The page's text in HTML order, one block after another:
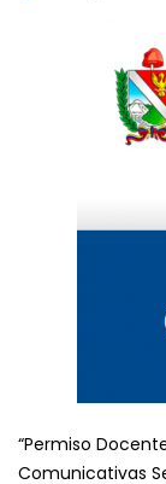
“Permiso
Comunicativas